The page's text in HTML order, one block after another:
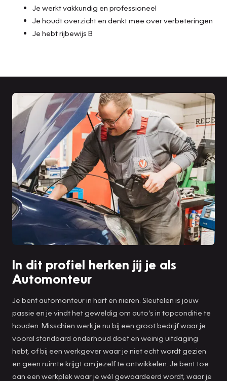
Je werkt vakkundig en professioneel
Je houdt overzicht en denkt mee over verbeteringen
Je hebt rijbewijs B
In dit profiel herken jij je als
Automonteur
Je bent automonteur in hart en nieren. Sleutelen is jouw
passie en je vindt het geweldig om auto’s in topconditie te
houden. Misschien werk je nu bij een groot bedrijf waar je
vooral standaard onderhoud doet en weinig uitdaging
hebt, of bij een werkgever waar je niet echt wordt gezien
en geen ruimte krijgt om jezelf te ontwikkelen. Je bent toe
aan een werkplek waar je wél gewaardeerd wordt, waar je